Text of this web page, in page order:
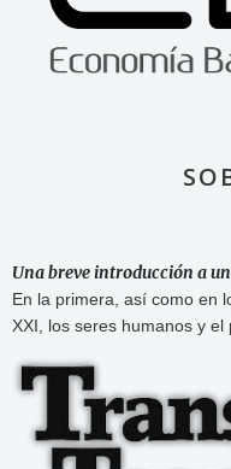
Una breve introducción a
En la primera, así como en
XXI, los seres humanos y el